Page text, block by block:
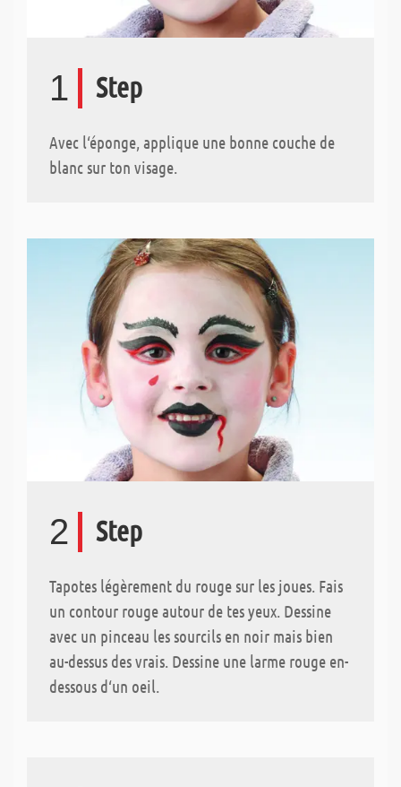
1 Step
Avec l‘éponge, applique une bonne couche de
blanc sur ton visage.
2 Step
Tapotes légèrement du rouge sur les joues. Fais
un contour rouge autour de tes yeux. Dessine
avec un pinceau les sourcils en noir mais bien
au-dessus des vrais. Dessine une larme rouge en-
dessous d‘un oeil.